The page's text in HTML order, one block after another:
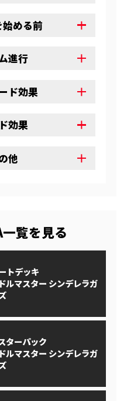
める前
進行
ド効果
効果
他
覧を見る
トデッキ
ルマスター シンデレラガ
ターパック
ルマスター シンデレラガ